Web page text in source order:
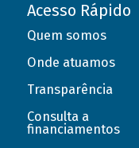
Acesso Rápido
Quem somos
Onde atuamos
Transparência
Consulta a
financiamentos